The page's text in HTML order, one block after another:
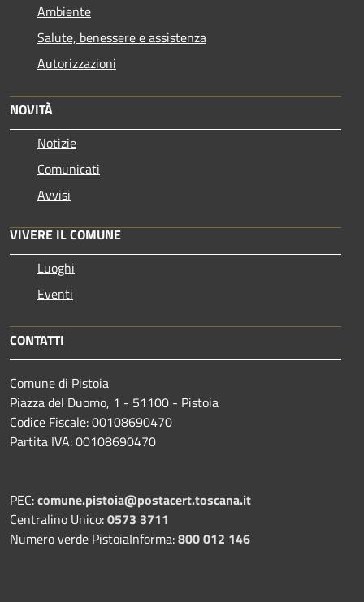
Ambiente
Salute, benessere e assistenza
Autorizzazioni
NOVITÀ
Notizie
Comunicati
Avvisi
VIVERE IL COMUNE
Luoghi
Eventi
CONTATTI
Comune di Pistoia
Piazza del Duomo, 1 - 51100 - Pistoia
Codice Fiscale: 00108690470
Partita IVA: 00108690470
PEC:comune.pistoia@postacert.toscana.it
Centralino Unico:0573 3711
Numero verde PistoiaInforma:800 012 146